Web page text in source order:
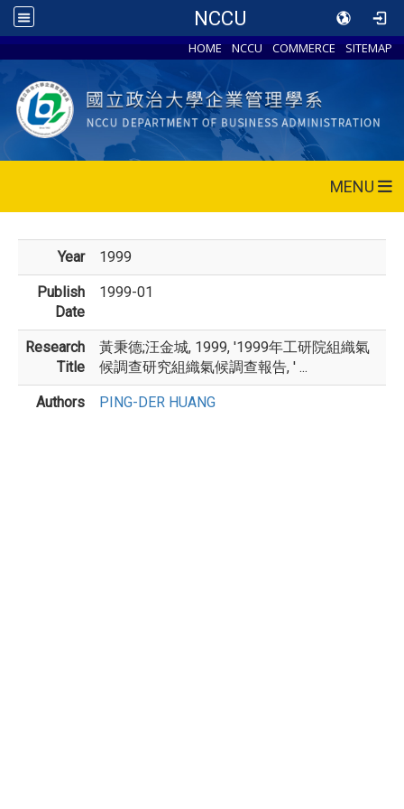
NCCU
HOME NCCU COMMERCE SITEMAP
MENU
Year 1999
Publish
Date
1999-01
Research
Title
黃秉德;汪金城, 1999, '1999年工研院組織氣
候調查研究組織氣候調查報告, ' ...
Authors PING-DER HUANG